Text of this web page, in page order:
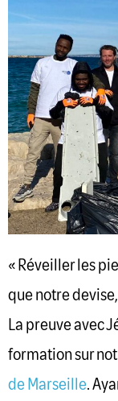
« Réveiller les
que notre
La preuve avec
formation sur
de Marseille.